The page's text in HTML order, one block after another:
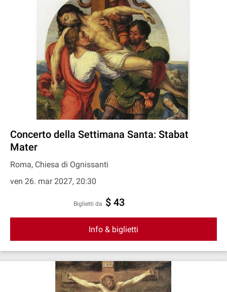
Concerto della Settimana Santa: Stabat
Mater
Roma, Chiesa di Ognissanti
ven 26. mar 2027, 20:30
Biglietti da $ 43
Info & biglietti